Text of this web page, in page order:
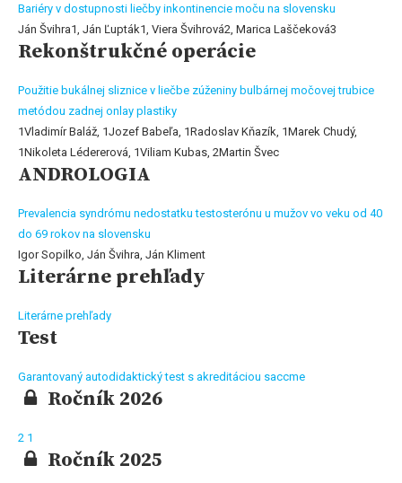
Bariéry v dostupnosti liečby inkontinencie moču na slovensku
Ján Švihra1, Ján Ľupták1, Viera Švihrová2, Marica Laščeková3
Rekonštrukčné operácie
Použitie bukálnej sliznice v liečbe zúženiny bulbárnej močovej trubice
metódou zadnej onlay plastiky
1Vladimír Baláž, 1Jozef Babeľa, 1Radoslav Kňazík, 1Marek Chudý,
1Nikoleta Lédererová, 1Viliam Kubas, 2Martin Švec
ANDROLOGIA
Prevalencia syndrómu nedostatku testosterónu u mužov vo veku od 40
do 69 rokov na slovensku
Igor Sopilko, Ján Švihra, Ján Kliment
Literárne prehľady
Literárne prehľady
Test
Garantovaný autodidaktický test s akreditáciou saccme
Ročník 2026
2 1
Ročník 2025